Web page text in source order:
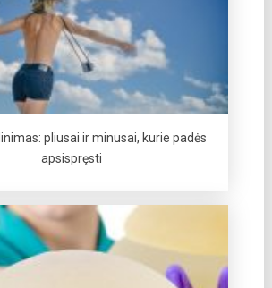
pliusai ir minusai, kurie padės
apsispręsti